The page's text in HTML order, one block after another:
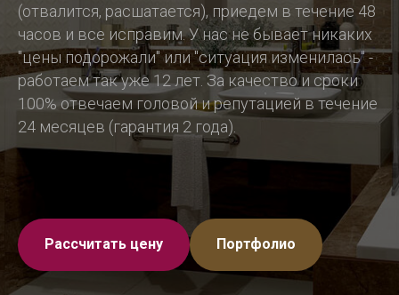
(отвалится, расшатается), приедем в течение 48
часов и все исправим. У нас не бывает никаких
"цены подорожали" или "ситуация изменилась" -
работаем так уже 12 лет. За качество и сроки
100% отвечаем головой и репутацией в течение
24 месяцев (гарантия 2 года).
Рассчитать цену Портфолио